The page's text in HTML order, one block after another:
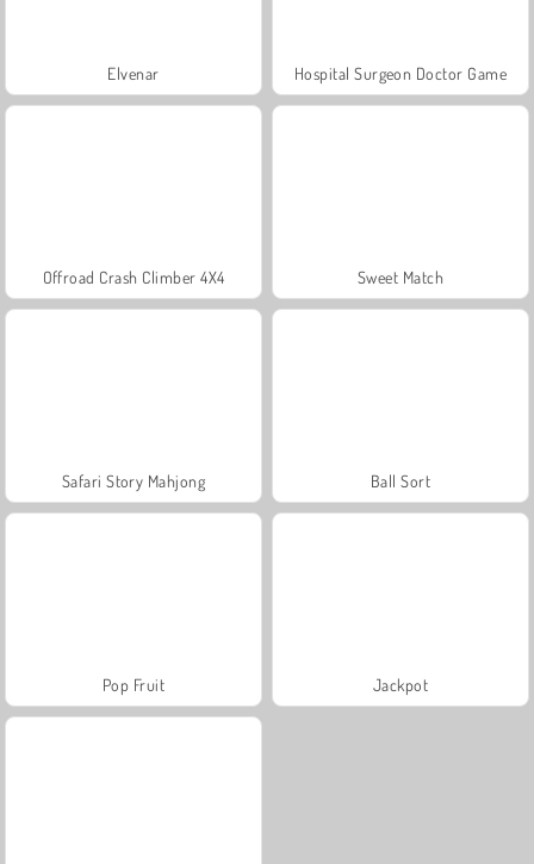
Elvenar Hospital Surgeon Doctor Game
Offroad Crash Climber 4X4 Sweet Match
Safari Story Mahjong Ball Sort
Pop Fruit Jackpot